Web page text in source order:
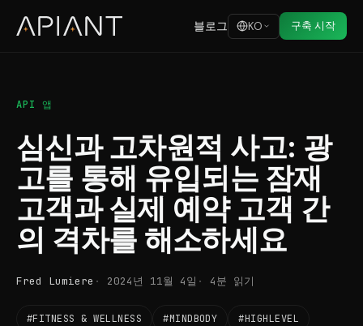
블로그 KO 구축 시작
API 앱
심신과 고차원적 사고: 광
고를 통해 유입되는 잠재
고객과 실제 예약 고객 간
의 격차를 해소하세요
Fred Lumiere 2024년 11월 4일 4분 읽기
#FITNESS & WELLNESS #MINDBODY #HIGHLEVEL